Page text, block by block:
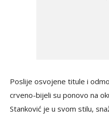
Poslije osvojene titule i
crveno-bijeli su ponovo na
Stanković je u svom stilu,